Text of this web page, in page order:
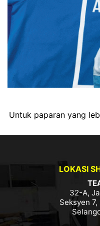
Untuk paparan yang
LOKASI
32-A,
Seksyen